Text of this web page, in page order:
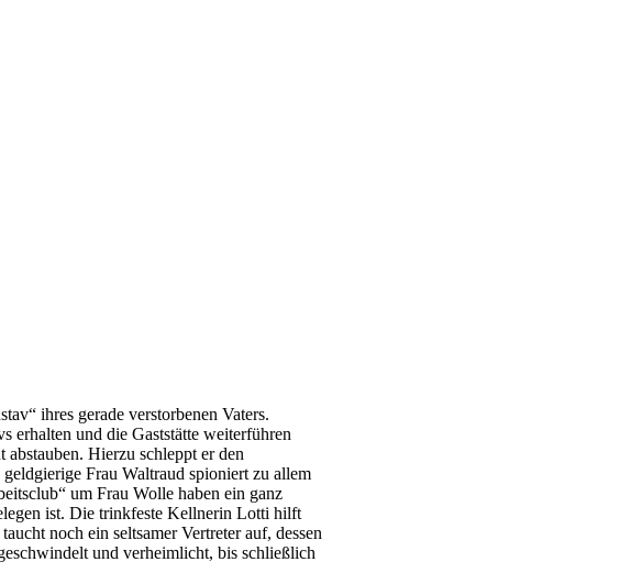
ihres gerade verstorbenen Vaters.
erhalten und die Gaststätte weiterführen
Hierzu schleppt er den
Frau Waltraud spioniert zu allem
um Frau Wolle haben ein ganz
ist. Die trinkfeste Kellnerin Lotti hilft
noch ein seltsamer Vertreter auf, dessen
und verheimlicht, bis schließlich